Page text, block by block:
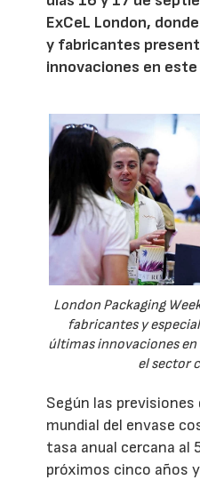
ExCeL London,
y fabricantes
innovaciones en
London Packaging
fabricantes y
últimas innovaciones en
el sector
Según las
mundial del envase
tasa anual cercana al
próximos cinco años